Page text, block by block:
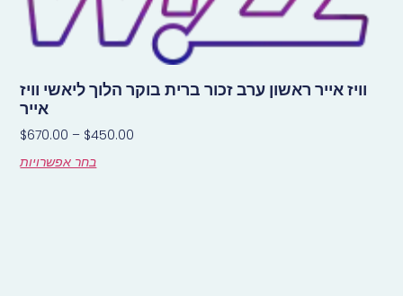
וויז אייר ראשון ערב זכור ברית בוקר הלוך ליאשי וויז
אייר
$450.00
–
$670.00
בחר אפשרויות